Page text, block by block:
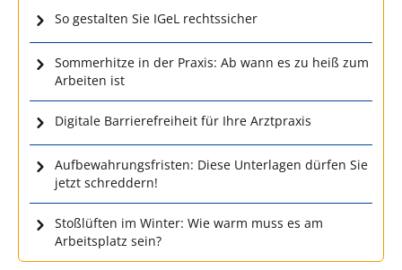
So gestalten Sie IGeL rechtssicher
Sommerhitze in der Praxis: Ab wann es zu heiß zum
Arbeiten ist
Digitale Barrierefreiheit für Ihre Arztpraxis
Aufbewahrungsfristen: Diese Unterlagen dürfen Sie
jetzt schreddern!
Stoßlüften im Winter: Wie warm muss es am
Arbeitsplatz sein?